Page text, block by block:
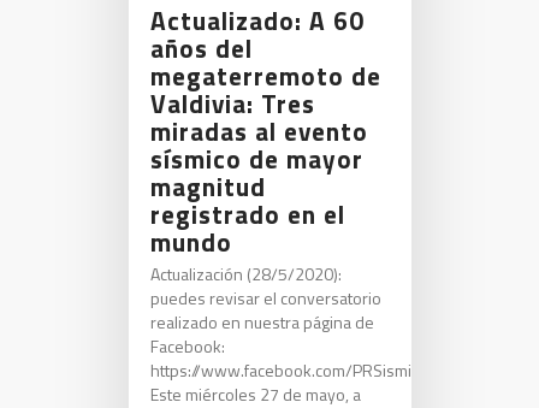
Actualizado: A 60
años del
megaterremoto de
Valdivia: Tres
miradas al evento
sísmico de mayor
magnitud
registrado en el
mundo
Actualización (28/5/2020):
puedes revisar el conversatorio
realizado en nuestra página de
Facebook:
https://www.facebook.com/PRSismico/videos/
Este miércoles 27 de mayo, a